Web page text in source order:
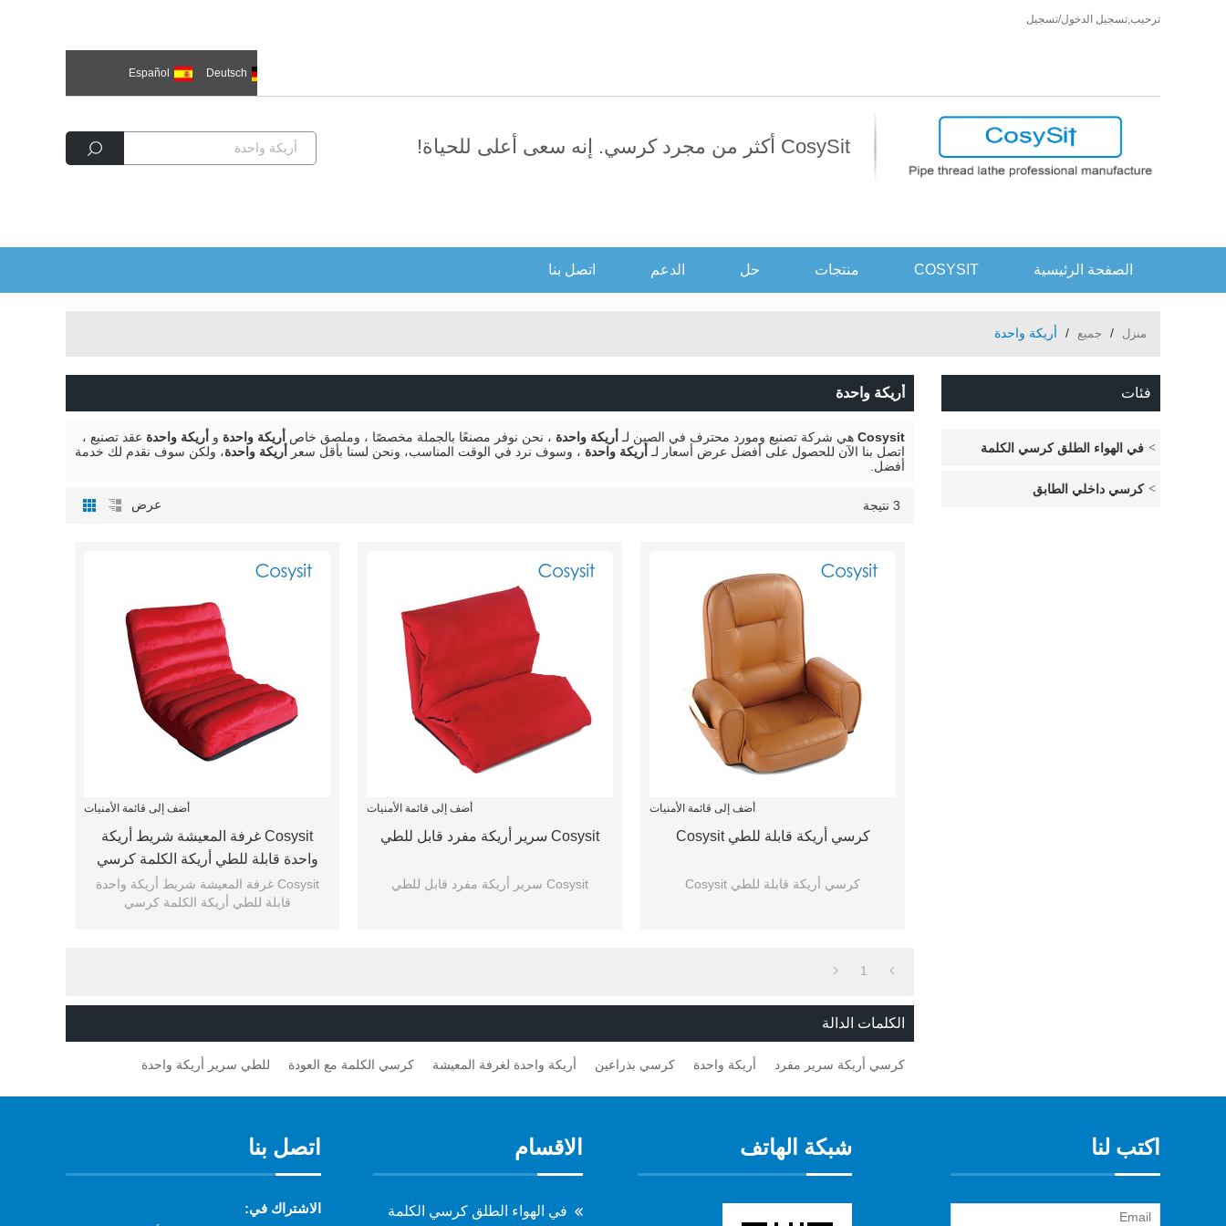
ترحيب,تسجيل الدخول/تسجيل
Deutsch
Español
CosySit أكثر من مجرد كرسي. إنه سعى أعلى للحياة!
الصفحة الرئيسية COSYSIT منتجات حل الدعم اتصل بنا
منزل / جميع / أريكة واحدة
فئات
في الهواء الطلق كرسي الكلمة
كرسي داخلي الطابق
أريكة واحدة
Cosysit هي شركة تصنيع ومورد محترف في الصين لـ أريكة واحدة ، نحن نوفر مصنعًا بالجملة مخصصًا ، وملصق خاص أريكة واحدة و أريكة واحدة عقد تصنيع ،
اتصل بنا الآن للحصول على أفضل عرض أسعار لـ أريكة واحدة ، وسوف نرد في الوقت المناسب، ونحن لسنا بأقل سعر أريكة واحدة، ولكن سوف نقدم لك خدمة
أفضل.
3 نتيجة عرض
أضف إلى قائمة الأمنيات
كرسي أريكة قابلة للطي Cosysit
كرسي أريكة قابلة للطي Cosysit
أضف إلى قائمة الأمنيات
Cosysit سرير أريكة مفرد قابل للطي
Cosysit سرير أريكة مفرد قابل للطي
أضف إلى قائمة الأمنيات
Cosysit غرفة المعيشة شريط أريكة
واحدة قابلة للطي أريكة الكلمة كرسي
Cosysit غرفة المعيشة شريط أريكة واحدة
قابلة للطي أريكة الكلمة كرسي
1
الكلمات الدالة
كرسي أريكة سرير مفرد أريكة واحدة كرسي بذراعين أريكة واحدة لغرفة المعيشة كرسي الكلمة مع العودة للطي سرير أريكة واحدة
اكتب لنا شبكة الهاتف الاقسام
في الهواء الطلق كرسي الكلمة
اتصل بنا
الاشتراك في: